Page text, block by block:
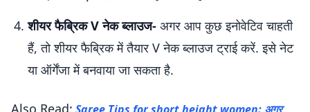
शीयर फैब्रिक V नेक ब्लाउज- अगर आप कुछ इनोवेटिव चाहती
हैं, तो शीयर फैब्रिक में तैयार V नेक ब्लाउज ट्राई करें. इसे नेट
या ऑर्गेंजा में बनवाया जा सकता है.
Also Read: